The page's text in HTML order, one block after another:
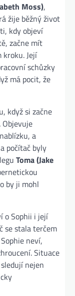
Moss),
žije běžný život
kdy objeví
začne mít
kroku. Její
schůzky
má pocit, že
když si začne
Objevuje
a
počítač byly
Toma (Jake
by ji mohl
o Sophii i její
se stala terčem
neví,
Situace
nejen